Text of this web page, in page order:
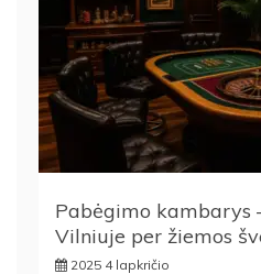
Pabėgimo kambarys
Vilniuje per žiemos
2025 4 lapkričio